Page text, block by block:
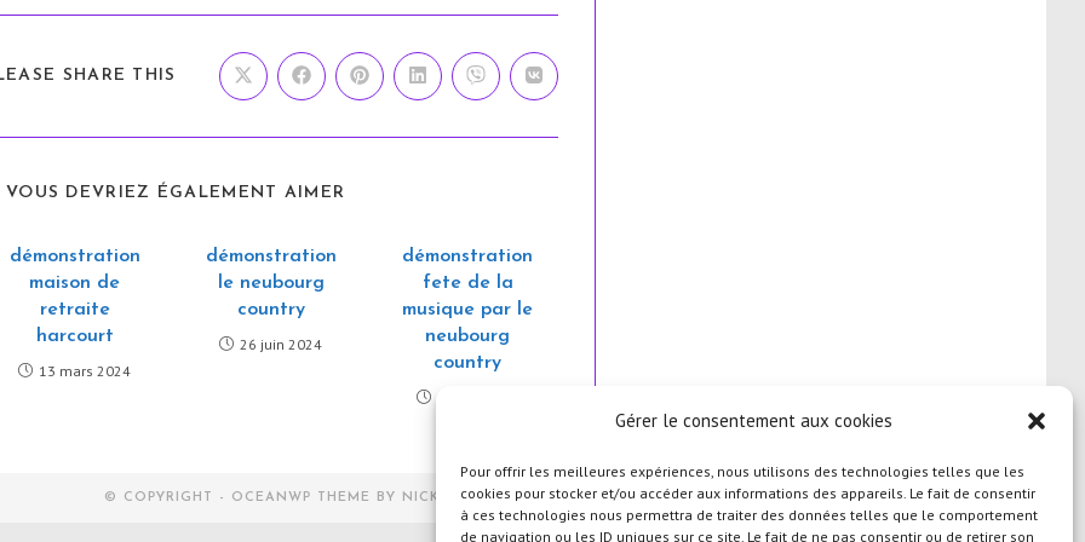
Gérer le consentement aux cookies
Pour offrir les meilleures expériences, nous utilisons des technologies telles que les
cookies pour stocker et/ou accéder aux informations des appareils. Le fait de consentir
à ces technologies nous permettra de traiter des données telles que le comportement
de navigation ou les ID uniques sur ce site. Le fait de ne pas consentir ou de retirer son
SHARE THIS PARTAGER
Ouvrir
dans
autre
Ouvrir
dans
autre
Ouvrir
dans
autre
Ouvrir
dans
autre
Ouvrir
dans
autre
Ouvrir
dans
autre
VOUS DEVRIEZ ÉGALEMENT AIMER
démonstration
maison de
retraite
harcourt
13 mars 2024
démonstration
le neubourg
country
26 juin 2024
démonstration
fete de la
musique par le
neubourg
country
© COPYRIGHT - OCEANWP THEME BY NICK